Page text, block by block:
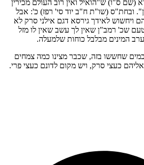
(שם ס"ו) ש"הואיל ואין רוב העולם מכירין
ובחת"ס (שו"ת ח"ב יוד סי' רפז) כ': אבל
ויחשוש לאידך גירסא דגם אילני סרק לא
שכ' רמב"ן שאין לך עשב שאין לו מזל
המינים מבלבל כוחות שלמעלה.
שחששו בזה, שכבר מצינו כמה צמחים
אליהם כעצי סרק, ויש מקום לדונם כעצי פרי.